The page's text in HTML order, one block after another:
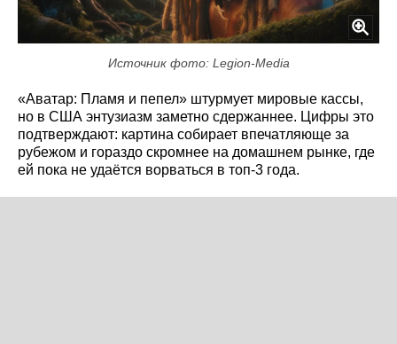
Источник фото: Legion-Media
«Аватар: Пламя и пепел» штурмует мировые кассы,
но в США энтузиазм заметно сдержаннее. Цифры это
подтверждают: картина собирает впечатляюще за
рубежом и гораздо скромнее на домашнем рынке, где
ей пока не удаётся ворваться в топ‑3 года.